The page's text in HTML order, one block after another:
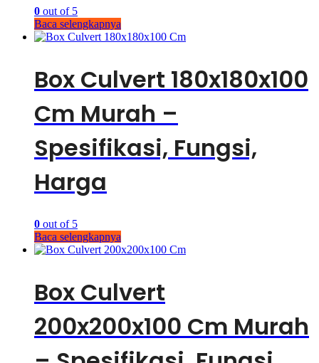
0 out of 5
Baca selengkapnya
Box Culvert 180x180x100
Cm Murah –
Spesifikasi, Fungsi,
Harga
0 out of 5
Baca selengkapnya
Box Culvert
200x200x100 Cm Murah